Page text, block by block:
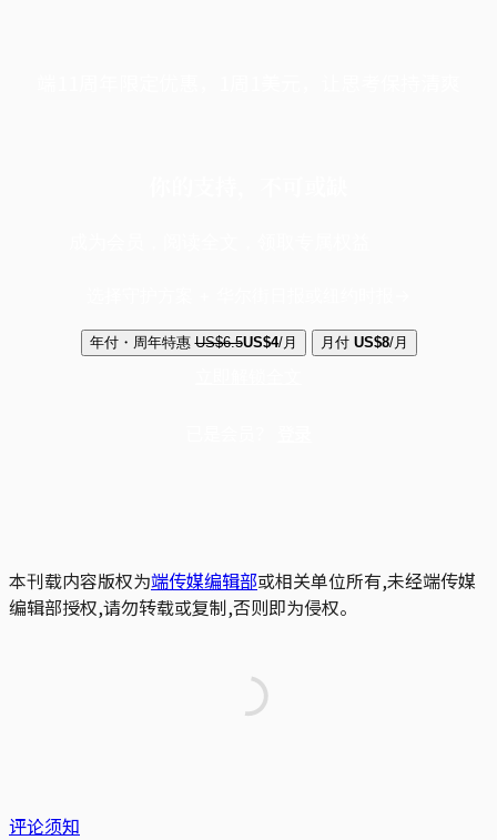
年付・周年特惠 US$6.5US$4/月 月付 US$8/月
本刊载内容版权为端传媒编辑部或相关单位所有,未经端传媒
编辑部授权,请勿转载或复制,否则即为侵权。
评论须知